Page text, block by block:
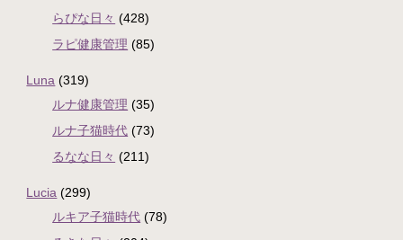
らぴな日々 (428)
ラピ健康管理 (85)
Luna (319)
ルナ健康管理 (35)
ルナ子猫時代 (73)
るなな日々 (211)
Lucia (299)
ルキア子猫時代 (78)